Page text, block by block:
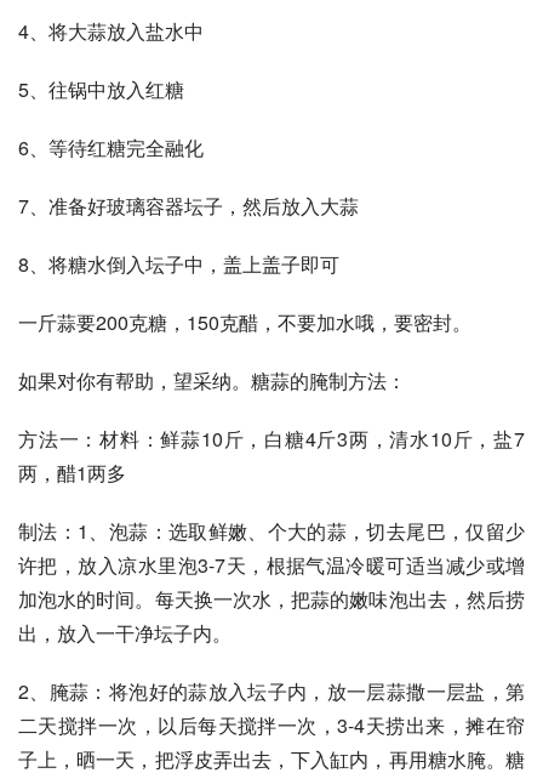
4、将大蒜放入盐水中
5、往锅中放入红糖
6、等待红糖完全融化
7、准备好玻璃容器坛子，然后放入大蒜
8、将糖水倒入坛子中，盖上盖子即可
一斤蒜要200克糖，150克醋，不要加水哦，要密封。
如果对你有帮助，望采纳。糖蒜的腌制方法：
方法一：材料：鲜蒜10斤，白糖4斤3两，清水10斤，盐7
两，醋1两多
制法：1、泡蒜：选取鲜嫩、个大的蒜，切去尾巴，仅留少
许把，放入凉水里泡3-7天，根据气温冷暖可适当减少或增
加泡水的时间。每天换一次水，把蒜的嫩味泡出去，然后捞
出，放入一干净坛子内。
2、腌蒜：将泡好的蒜放入坛子内，放一层蒜撒一层盐，第
二天搅拌一次，以后每天搅拌一次，3-4天捞出来，摊在帘
子上，晒一天，把浮皮弄出去，下入缸内，再用糖水腌。糖